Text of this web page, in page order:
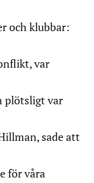
och klubbar:
var
plötsligt var
sade att
för våra